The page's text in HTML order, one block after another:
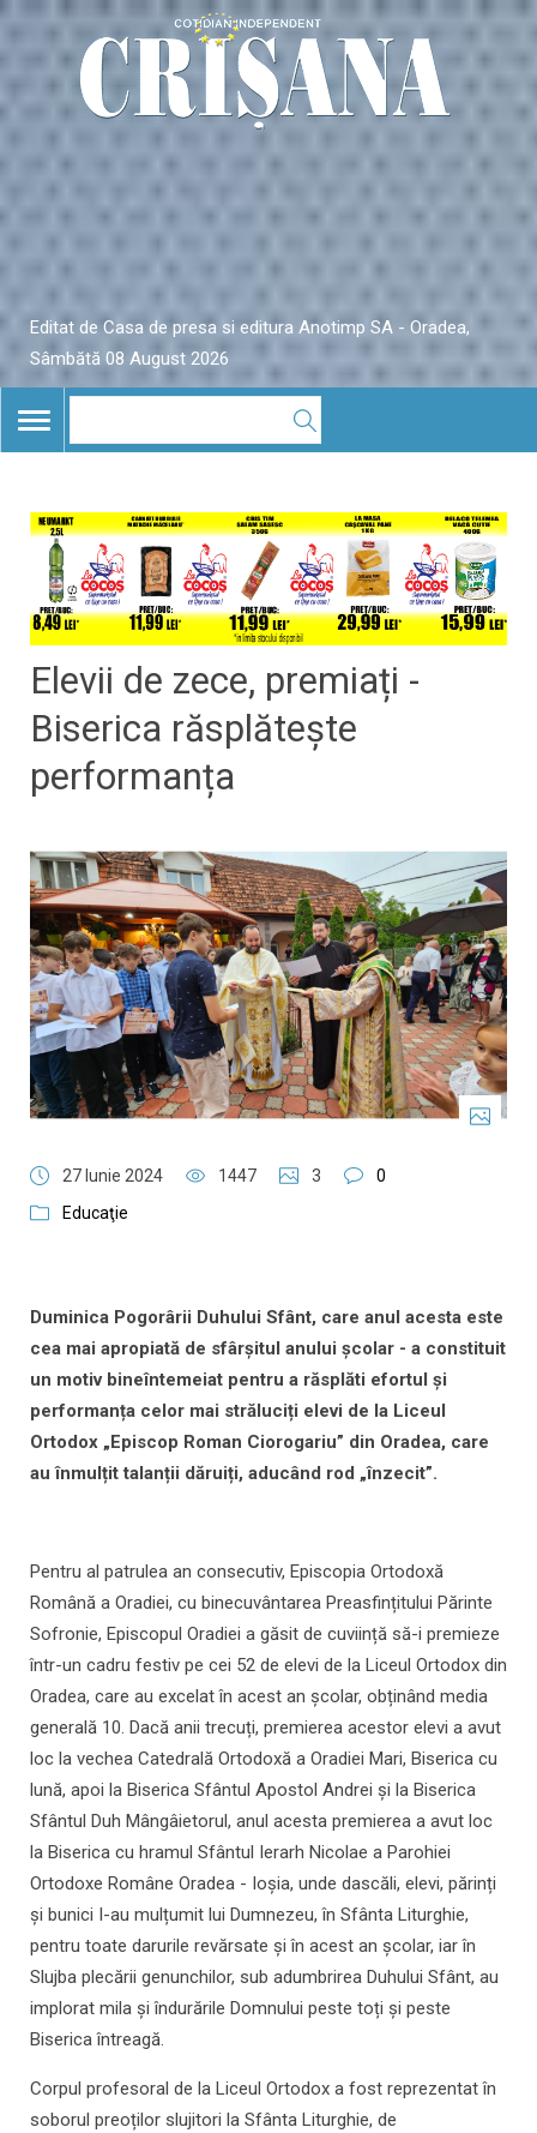
Editat de Casa de presa si editura Anotimp SA - Oradea,
Sâmbătă 08 August 2026
TOGGLE
NAVIGATION
Elevii de zece, premiați -
Biserica răsplătește
performanța
27 Iunie 2024 1447 3
0
Educaţie
Duminica Pogorârii Duhului Sfânt, care anul acesta este
cea mai apropiată de sfârșitul anului școlar - a constituit
un motiv bineîntemeiat pentru a răsplăti efortul și
performanța celor mai străluciți elevi de la Liceul
Ortodox „Episcop Roman Ciorogariu” din Oradea, care
au înmulțit talanții dăruiți, aducând rod „înzecit”.
Pentru al patrulea an consecutiv, Episcopia Ortodoxă
Română a Oradiei, cu binecuvântarea Preasfințitului Părinte
Sofronie, Episcopul Oradiei a găsit de cuviință să-i premieze
într-un cadru festiv pe cei 52 de elevi de la Liceul Ortodox din
Oradea, care au excelat în acest an școlar, obținând media
generală 10. Dacă anii trecuți, premierea acestor elevi a avut
loc la vechea Catedrală Ortodoxă a Oradiei Mari, Biserica cu
lună, apoi la Biserica Sfântul Apostol Andrei și la Biserica
Sfântul Duh Mângâietorul, anul acesta premierea a avut loc
la Biserica cu hramul Sfântul Ierarh Nicolae a Parohiei
Ortodoxe Române Oradea - Ioșia, unde dascăli, elevi, părinți
și bunici I-au mulțumit lui Dumnezeu, în Sfânta Liturghie,
pentru toate darurile revărsate și în acest an școlar, iar în
Slujba plecării genunchilor, sub adumbrirea Duhului Sfânt, au
implorat mila și îndurările Domnului peste toți și peste
Biserica întreagă.
Corpul profesoral de la Liceul Ortodox a fost reprezentat în
soborul preoților slujitori la Sfânta Liturghie, de